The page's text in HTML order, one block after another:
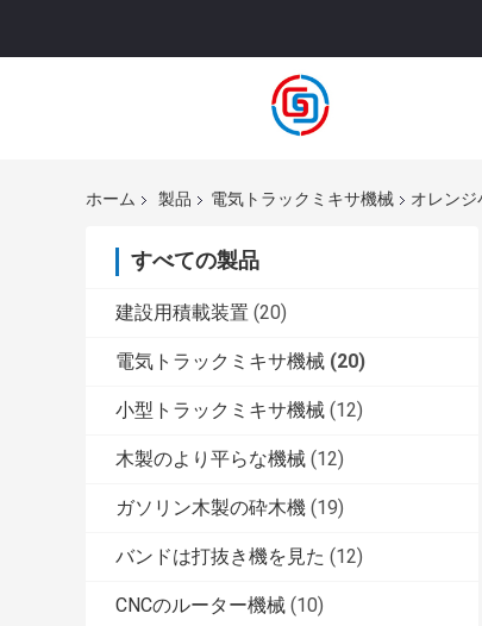
ホーム 製品 電気トラックミキサ機械 オレン
すべての製品
建設用積載装置 (20)
電気トラックミキサ機械 (20)
小型トラックミキサ機械 (12)
木製のより平らな機械 (12)
ガソリン木製の砕木機 (19)
バンドは打抜き機を見た (12)
CNCのルーター機械 (10)